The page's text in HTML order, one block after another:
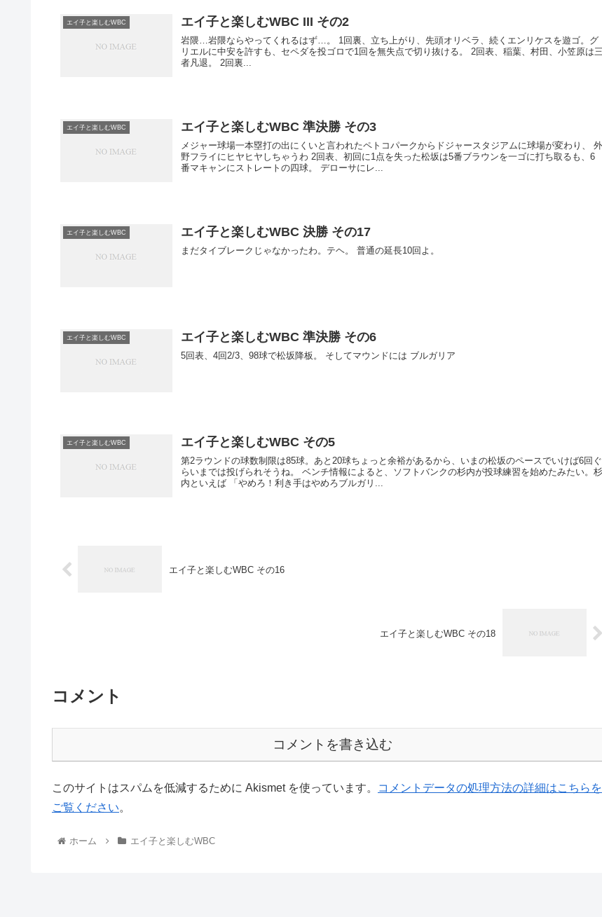
エイ子と楽しむWBC エイ子と楽しむWBC III その2
岩隈…岩隈ならやってくれるはず…。 1回裏、立ち上がり、先頭オリベラ、続くエンリケスを遊ゴ。グ
リエルに中安を許すも、セペダを投ゴロで1回を無失点で切り抜ける。 2回表、稲葉、村田、小笠原は三
者凡退。 2回裏...
エイ子と楽しむWBC エイ子と楽しむWBC 準決勝 その3
メジャー球場一本塁打の出にくいと言われたペトコパークからドジャースタジアムに球場が変わり、 外
野フライにヒヤヒヤしちゃうわ 2回表、初回に1点を失った松坂は5番ブラウンを一ゴに打ち取るも、6
番マキャンにストレートの四球。 デローサにレ...
エイ子と楽しむWBC エイ子と楽しむWBC 決勝 その17
まだタイブレークじゃなかったわ。テヘ。 普通の延長10回よ。
エイ子と楽しむWBC エイ子と楽しむWBC 準決勝 その6
5回表、4回2/3、98球で松坂降板。 そしてマウンドには ブルガリア
エイ子と楽しむWBC エイ子と楽しむWBC その5
第2ラウンドの球数制限は85球。あと20球ちょっと余裕があるから、いまの松坂のペースでいけば6回ぐ
らいまでは投げられそうね。 ベンチ情報によると、ソフトバンクの杉内が投球練習を始めたみたい。杉
内といえば 「やめろ！利き手はやめろブルガリ...
エイ子と楽しむWBC その16
エイ子と楽しむWBC その18
コメント
コメントを書き込む
このサイトはスパムを低減するために Akismet を使っています。
コメントデータの処理方法の詳細はこちらを
ご覧ください。
ホーム エイ子と楽しむWBC